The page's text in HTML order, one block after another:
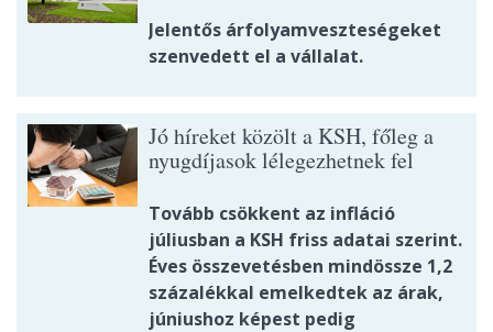
Jelentős árfolyamveszteségeket
szenvedett el a vállalat.
Jó híreket közölt a KSH, főleg a
nyugdíjasok lélegezhetnek fel
Tovább csökkent az infláció
júliusban a KSH friss adatai szerint.
Éves összevetésben mindössze 1,2
százalékkal emelkedtek az árak,
júniushoz képest pedig